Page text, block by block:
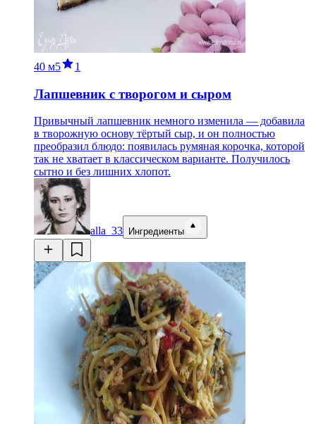
40 м5 1
Лапшевник с творогом и сыром
Привычный лапшевник немного изменила — добавила
в творожную основу тёртый сыр, и он полностью
преобразил блюдо: появилась румяная корочка, которой
так не хватает в классическом варианте. Получилось
сытно и без лишних хлопот.
alla_33 Ингредиенты